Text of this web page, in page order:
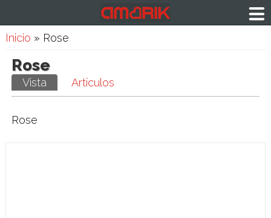
Usted está aquí
Inicio » Rose
Rose
Solapas principales
Vista (solapa activa)
Artículos
Rose